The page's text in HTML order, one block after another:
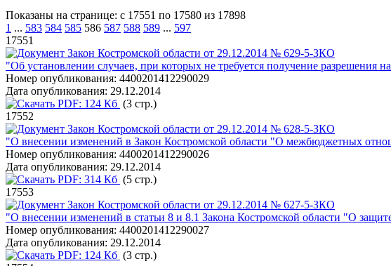
Показаны на странице: с 17551 по 17580 из 17898
1 ... 583 584 585 586 587 588 589 ... 597
17551
Закон Костромской области от 29.12.2014 № 629-5-ЗКО
"Об установлении случаев, при которых не требуется получение разрешения
Номер опубликования: 4400201412290029
Дата опубликования: 29.12.2014
PDF: 124 Кб (3 стр.)
17552
Закон Костромской области от 29.12.2014 № 628-5-ЗКО
"О внесении изменений в Закон Костромской области "О межбюджетных
Номер опубликования: 4400201412290026
Дата опубликования: 29.12.2014
PDF: 314 Кб (5 стр.)
17553
Закон Костромской области от 29.12.2014 № 627-5-ЗКО
"О внесении изменений в статьи 8 и 8.1 Закона Костромской области "О
Номер опубликования: 4400201412290027
Дата опубликования: 29.12.2014
PDF: 124 Кб (3 стр.)